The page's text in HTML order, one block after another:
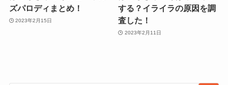
ズパロディまとめ！
2023年2月15日
する？イライラの原因を調
査した！
2023年2月11日